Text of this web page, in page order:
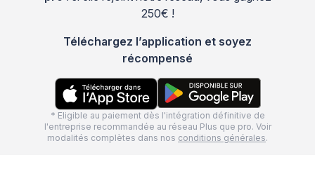
250€ !
Téléchargez l’application et soyez
récompensé
* Eligible au paiement dès l'intégration définitive de
l'entreprise recommandée au réseau Plus que pro. Voir
modalités complètes dans nos conditions générales.